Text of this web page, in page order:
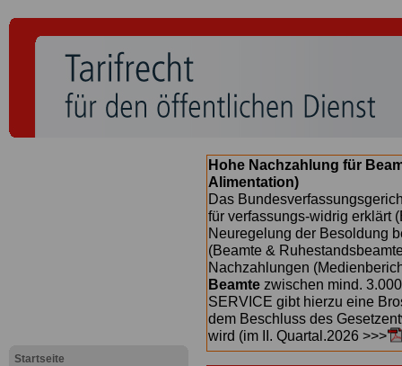
Startseite
Hohe Nachzahlung für
Alimentation)
Das
für verfassungs-widrig erklärt
Neuregelung der Besoldung
(Beamte &
Nachzahlungen
Beamte zwischen mind.
SERVICE gibt hierzu eine
dem Beschluss des
wird (im II. Quartal.2026 >>>